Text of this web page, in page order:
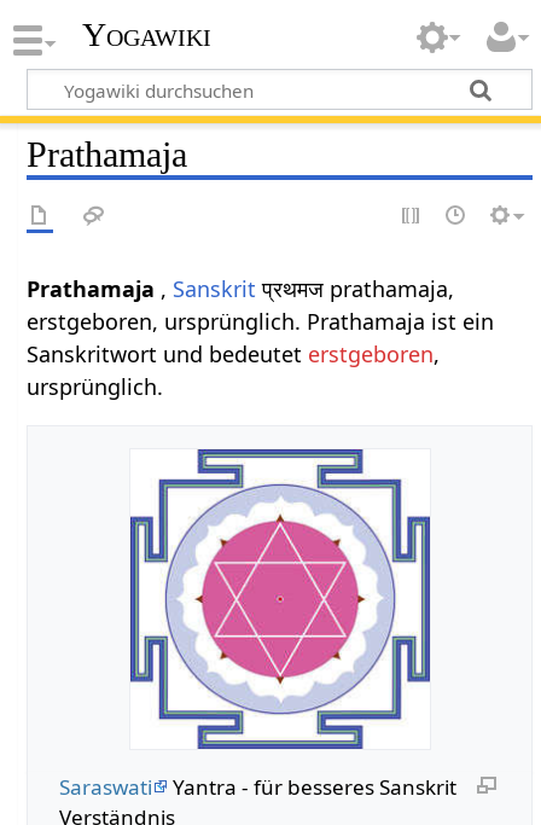
Yogawiki
Prathamaja
Prathamaja , Sanskrit प्रथमज prathamaja,
erstgeboren, ursprünglich. Prathamaja ist ein
Sanskritwort und bedeutet erstgeboren,
ursprünglich.
Saraswati
Yantra - für besseres Sanskrit
Verständnis